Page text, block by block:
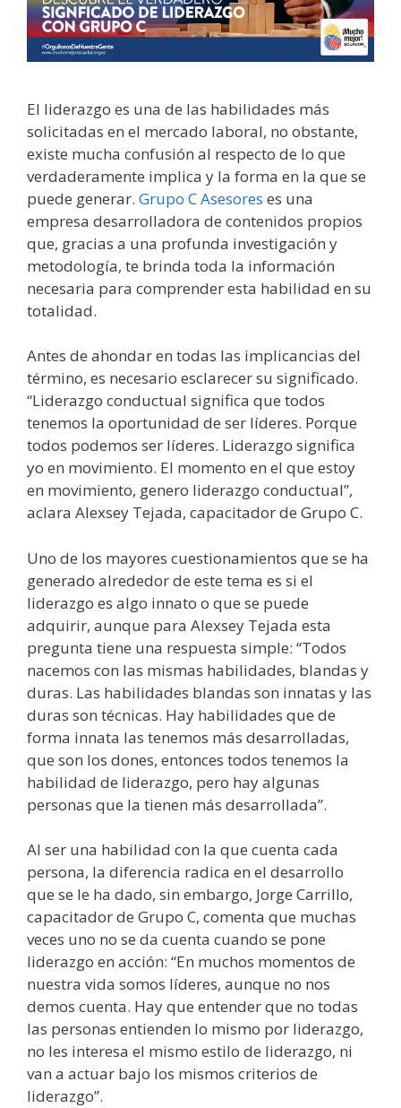
El liderazgo es una de las habilidades más
solicitadas en el mercado laboral, no obstante,
existe mucha confusión al respecto de lo que
verdaderamente implica y la forma en la que se
puede generar. Grupo C Asesores es una
empresa desarrolladora de contenidos propios
que, gracias a una profunda investigación y
metodología, te brinda toda la información
necesaria para comprender esta habilidad en su
totalidad.
Antes de ahondar en todas las implicancias del
término, es necesario esclarecer su significado.
“Liderazgo conductual significa que todos
tenemos la oportunidad de ser líderes. Porque
todos podemos ser líderes. Liderazgo significa
yo en movimiento. El momento en el que estoy
en movimiento, genero liderazgo conductual”,
aclara Alexsey Tejada, capacitador de Grupo C.
Uno de los mayores cuestionamientos que se ha
generado alrededor de este tema es si el
liderazgo es algo innato o que se puede
adquirir, aunque para Alexsey Tejada esta
pregunta tiene una respuesta simple: “Todos
nacemos con las mismas habilidades, blandas y
duras. Las habilidades blandas son innatas y las
duras son técnicas. Hay habilidades que de
forma innata las tenemos más desarrolladas,
que son los dones, entonces todos tenemos la
habilidad de liderazgo, pero hay algunas
personas que la tienen más desarrollada”.
Al ser una habilidad con la que cuenta cada
persona, la diferencia radica en el desarrollo
que se le ha dado, sin embargo, Jorge Carrillo,
capacitador de Grupo C, comenta que muchas
veces uno no se da cuenta cuando se pone
liderazgo en acción: “En muchos momentos de
nuestra vida somos líderes, aunque no nos
demos cuenta. Hay que entender que no todas
las personas entienden lo mismo por liderazgo,
no les interesa el mismo estilo de liderazgo, ni
van a actuar bajo los mismos criterios de
liderazgo”.